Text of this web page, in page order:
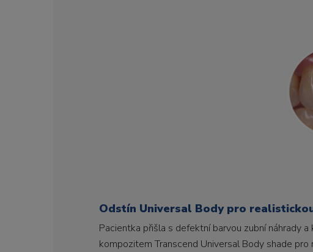
Odstín Universal Body pro
Pacientka přišla s defektní barvou zubní náhrady
kompozitem Transcend Universal Body shade